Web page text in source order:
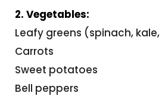
2. Vegetables:
Leafy greens (spinach,
Carrots
Sweet potatoes
Bell peppers